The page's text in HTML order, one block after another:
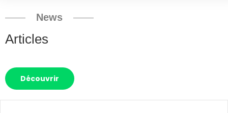
News
Articles
Découvrir